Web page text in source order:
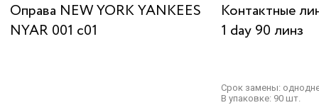
Оправа NEW YORK YANKEES
NYAR 001 c01
Контактные
1 day 90 линз
Срок замены:
В упаковке: 90 шт.